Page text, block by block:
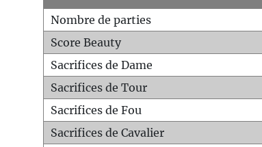
Nombre de parties
Score Beauty
Sacrifices de Dame
Sacrifices de Tour
Sacrifices de Fou
Sacrifices de Cavalier